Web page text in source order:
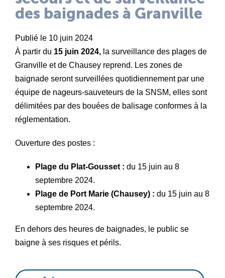
des baignades à Granville
Publié le 10 juin 2024
À partir du 15 juin 2024,la surveillance des plages de
Granville et de Chausey reprend. Les zones de
baignade seront surveillées quotidiennement par une
équipe denageurs-sauveteurs de la SNSM, elles sont
délimitées par des bouées de balisage conformes à la
réglementation.
Ouverture des postes :
Plage du Plat-Gousset : du 15 juin au 8
septembre 2024.
Plage de Port Marie (Chausey) : du 15 juin au 8
septembre 2024.
En dehors des heures de baignades, le public se
baigne à ses risques et périls.